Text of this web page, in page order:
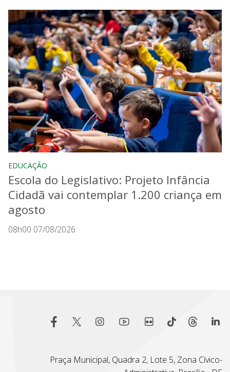
EDUCAÇÃO
Escola do Legislativo: Projeto Infância
Cidadã vai contemplar 1.200 criança em
agosto
08h00 07/08/2026
Praça Municipal, Quadra 2, Lote 5, Zona Cívico-